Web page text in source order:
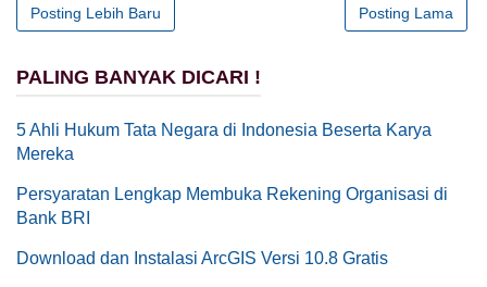
Posting Lebih Baru Posting Lama
PALING BANYAK DICARI !
5 Ahli Hukum Tata Negara di Indonesia Beserta Karya
Mereka
Persyaratan Lengkap Membuka Rekening Organisasi di
Bank BRI
Download dan Instalasi ArcGIS Versi 10.8 Gratis